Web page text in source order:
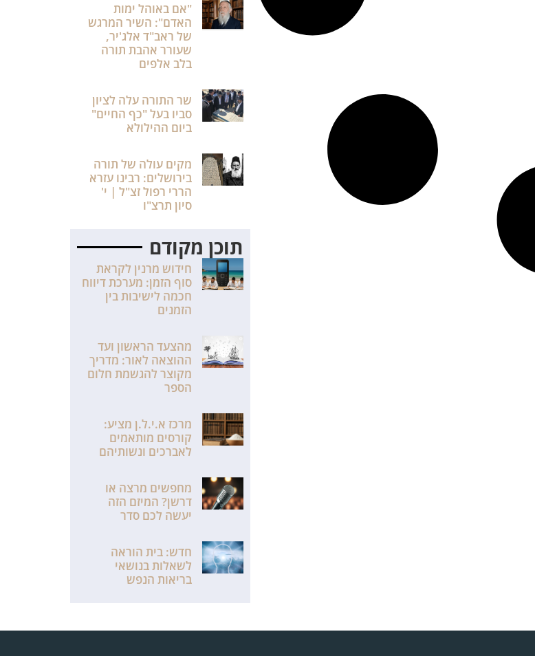
"אם באוהל ימות
האדם": השיר המרגש
של ראב"ד אלג'יר,
שעורר אהבת תורה
בלב אלפים
שר התורה עלה לציון
סביו בעל "כף החיים"
ביום ההילולא
מקים עולה של תורה
בירושלים: רבינו עזרא
הררי רפול זצ"ל | י'
סיון תרצ"ו
תוכן מקודם
חידוש מרנין לקראת
סוף הזמן: מערכת דיווח
חכמה לישיבות בין
הזמנים
מהצעד הראשון ועד
ההוצאה לאור: מדריך
מקוצר להגשמת חלום
הספר
מרכז א.י.ל.ן מציע:
קורסים מותאמים
לאברכים ונשותיהם
מחפשים מרצה או
דרשן? המיזם הזה
יעשה לכם סדר
חדש: בית הוראה
לשאלות בנושאי
בריאות הנפש